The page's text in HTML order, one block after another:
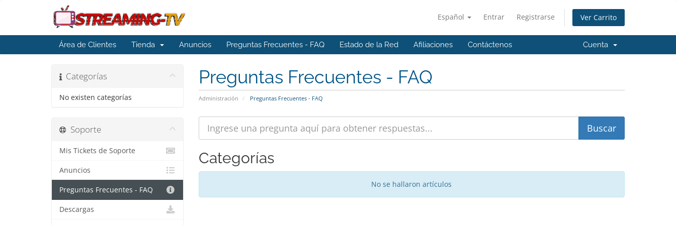
Español Entrar Registrarse Ver Carrito
Área de Clientes Tienda Anuncios Preguntas Frecuentes - FAQ Estado de la Red Afiliaciones Contáctenos Cuenta
Preguntas Frecuentes - FAQ
Administración Preguntas Frecuentes - FAQ
Categorías
No existen categorías
Categorías
No se hallaron artículos
Soporte
Mis Tickets de Soporte
Anuncios
Preguntas Frecuentes - FAQ
Descargas